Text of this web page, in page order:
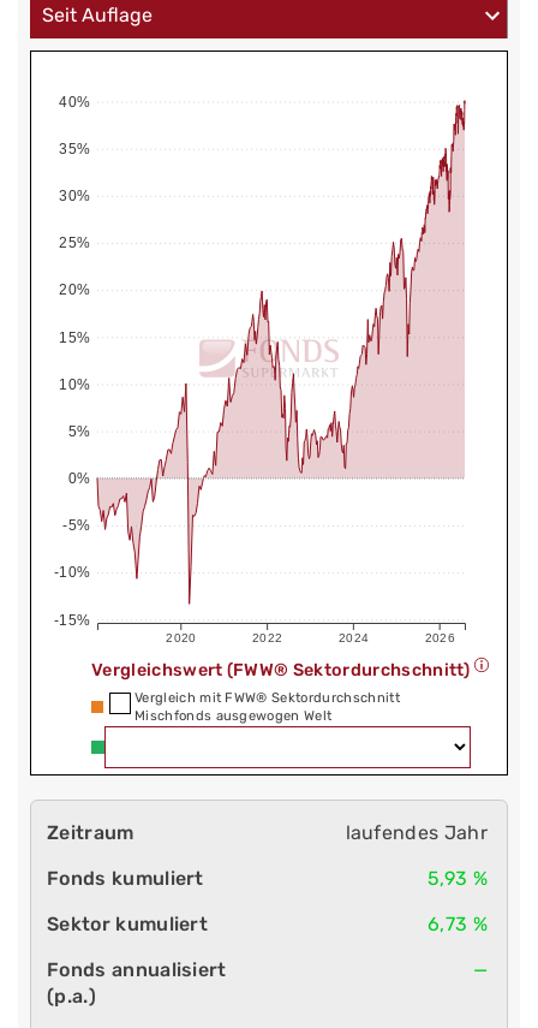
2020 2022 2024 2026
-15%
-10%
-5%
0%
5%
10%
15%
20%
25%
30%
35%
40%
Vergleichswert (FWW® Sektordurchschnitt)
Vergleich mit FWW® Sektordurchschnitt
Mischfonds ausgewogen Welt
laufendes Jahr
5,93 %
6,73 %
—